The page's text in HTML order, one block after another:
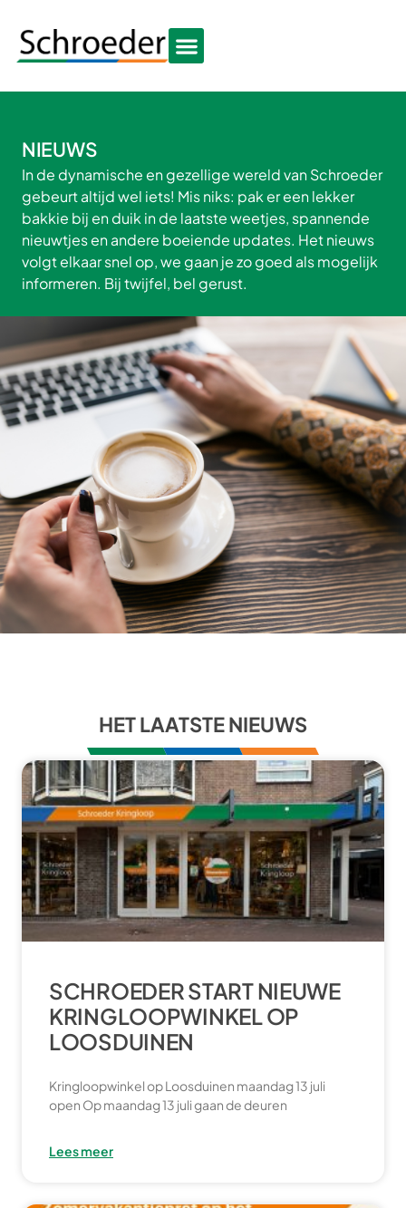
NIEUWS
In de dynamische en gezellige wereld van Schroeder
gebeurt altijd wel iets! Mis niks: pak er een lekker
bakkie bij en duik in de laatste weetjes, spannende
nieuwtjes en andere boeiende updates. Het nieuws
volgt elkaar snel op, we gaan je zo goed als mogelijk
informeren. Bij twijfel, bel gerust.
HET LAATSTE NIEUWS
SCHROEDER START NIEUWE
KRINGLOOPWINKEL OP
LOOSDUINEN
Kringloopwinkel op Loosduinen maandag 13 juli
open Op maandag 13 juli gaan de deuren
Lees meer